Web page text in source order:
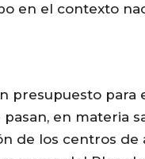
en el contexto
presupuesto para
en materia
de los centros